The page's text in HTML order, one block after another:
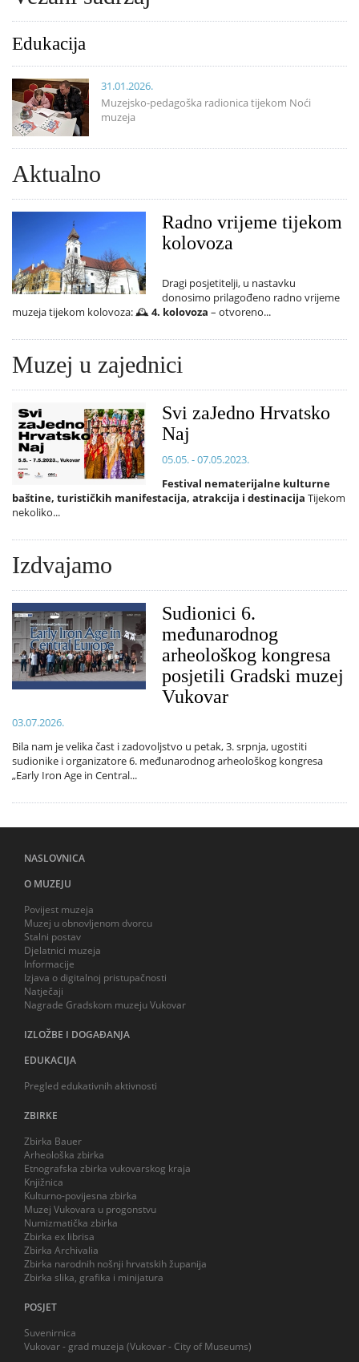
Edukacija
31.01.2026.
Muzejsko-pedagoška radionica tijekom Noći
muzeja
Aktualno
Radno vrijeme tijekom
kolovoza
Dragi posjetitelji, u nastavku
donosimo prilagođeno radno vrijeme
muzeja tijekom kolovoza: 🕰️4. kolovoza – otvoreno...
Muzej u zajednici
Svi zaJedno Hrvatsko
Naj
05.05. - 07.05.2023.
Festival nematerijalne kulturne
baštine, turističkih manifestacija, atrakcija i destinacija Tijekom
nekoliko...
Izdvajamo
Sudionici 6.
međunarodnog
arheološkog kongresa
posjetili Gradski muzej
Vukovar
03.07.2026.
Bila nam je velika čast i zadovoljstvo u petak, 3. srpnja, ugostiti
sudionike i organizatore 6. međunarodnog arheološkog kongresa
„Early Iron Age in Central...
NASLOVNICA
O MUZEJU
Povijest muzeja
Muzej u obnovljenom dvorcu
Stalni postav
Djelatnici muzeja
Informacije
Izjava o digitalnoj pristupačnosti
Natječaji
Nagrade Gradskom muzeju Vukovar
IZLOŽBE I DOGAĐANJA
EDUKACIJA
Pregled edukativnih aktivnosti
ZBIRKE
Zbirka Bauer
Arheološka zbirka
Etnografska zbirka vukovarskog kraja
Knjižnica
Kulturno-povijesna zbirka
Muzej Vukovara u progonstvu
Numizmatička zbirka
Zbirka ex librisa
Zbirka Archivalia
Zbirka narodnih nošnji hrvatskih županija
Zbirka slika, grafika i minijatura
POSJET
Suvenirnica
Vukovar - grad muzeja (Vukovar - City of Museums)